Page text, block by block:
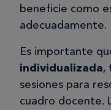
beneficie como
adecuadamente.
Es importante
individualizada,
sesiones para
cuadro docente.